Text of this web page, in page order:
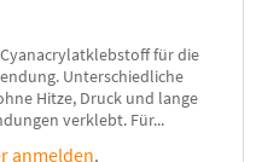
für die
Unterschiedliche
Hitze, Druck und lange
verklebt. Für...
anmelden.